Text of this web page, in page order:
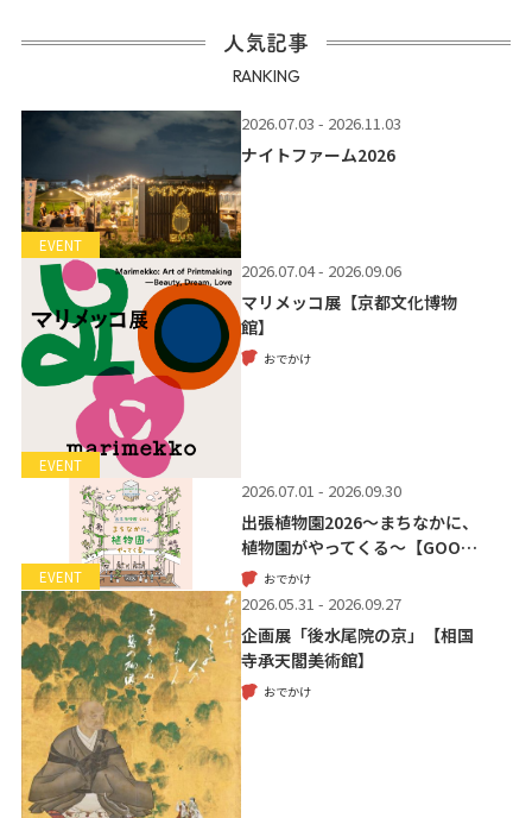
人気記事
RANKING
EVENT
2026.07.03 - 2026.11.03
ナイトファーム2026
EVENT
2026.07.04 - 2026.09.06
マリメッコ展【京都文化博物
館】
おでかけ
EVENT
2026.07.01 - 2026.09.30
出張植物園2026～まちなかに、
植物園がやってくる～【GOO…
おでかけ
2026.05.31 - 2026.09.27
企画展「後水尾院の京」【相国
寺承天閣美術館】
おでかけ